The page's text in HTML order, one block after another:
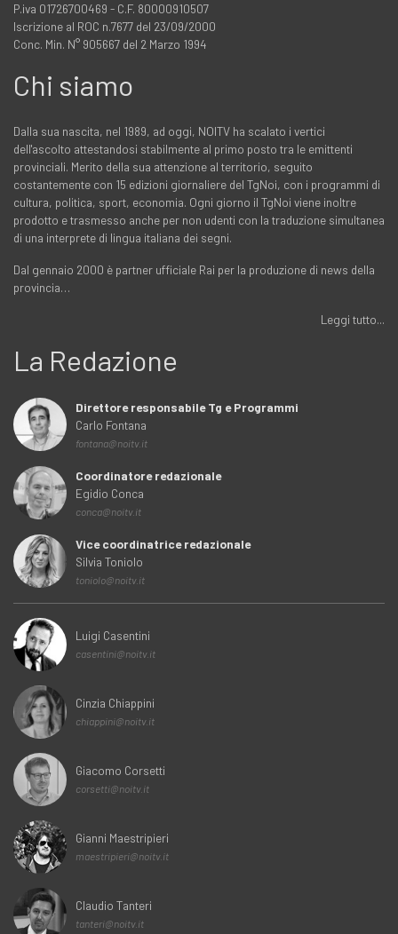
P.iva 01726700469 - C.F. 80000910507
Iscrizione al ROC n.7677 del 23/09/2000
Conc. Min. N° 905667 del 2 Marzo 1994
Chi siamo
Dalla sua nascita, nel 1989, ad oggi, NOITV ha scalato i vertici
dell'ascolto attestandosi stabilmente al primo posto tra le emittenti
provinciali. Merito della sua attenzione al territorio, seguito
costantemente con 15 edizioni giornaliere del TgNoi, con i programmi di
cultura, politica, sport, economia. Ogni giorno il TgNoi viene inoltre
prodotto e trasmesso anche per non udenti con la traduzione simultanea
di una interprete di lingua italiana dei segni.
Dal gennaio 2000 è partner ufficiale Rai per la produzione di news della
provincia…
Leggi tutto...
La Redazione
Direttore responsabile Tg e Programmi
Carlo Fontana
fontana@noitv.it
Coordinatore redazionale
Egidio Conca
conca@noitv.it
Vice coordinatrice redazionale
Silvia Toniolo
toniolo@noitv.it
Luigi Casentini
casentini@noitv.it
Cinzia Chiappini
chiappini@noitv.it
Giacomo Corsetti
corsetti@noitv.it
Gianni Maestripieri
maestripieri@noitv.it
Claudio Tanteri
tanteri@noitv.it